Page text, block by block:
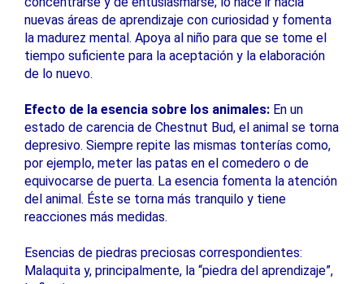
nuevas áreas de aprendizaje con curiosidad y fomenta
la madurez mental. Apoya al niño para que se tome el
tiempo suficiente para la aceptación y la elaboración
de lo nuevo.
Efecto de la esencia sobre los animales: En un
estado de carencia de Chestnut Bud, el animal se torna
depresivo. Siempre repite las mismas tonterías como,
por ejemplo, meter las patas en el comedero o de
equivocarse de puerta. La esencia fomenta la atención
del animal. Éste se torna más tranquilo y tiene
reacciones más medidas.
Esencias de piedras preciosas correspondientes:
Malaquita y, principalmente, la “piedra del aprendizaje”,